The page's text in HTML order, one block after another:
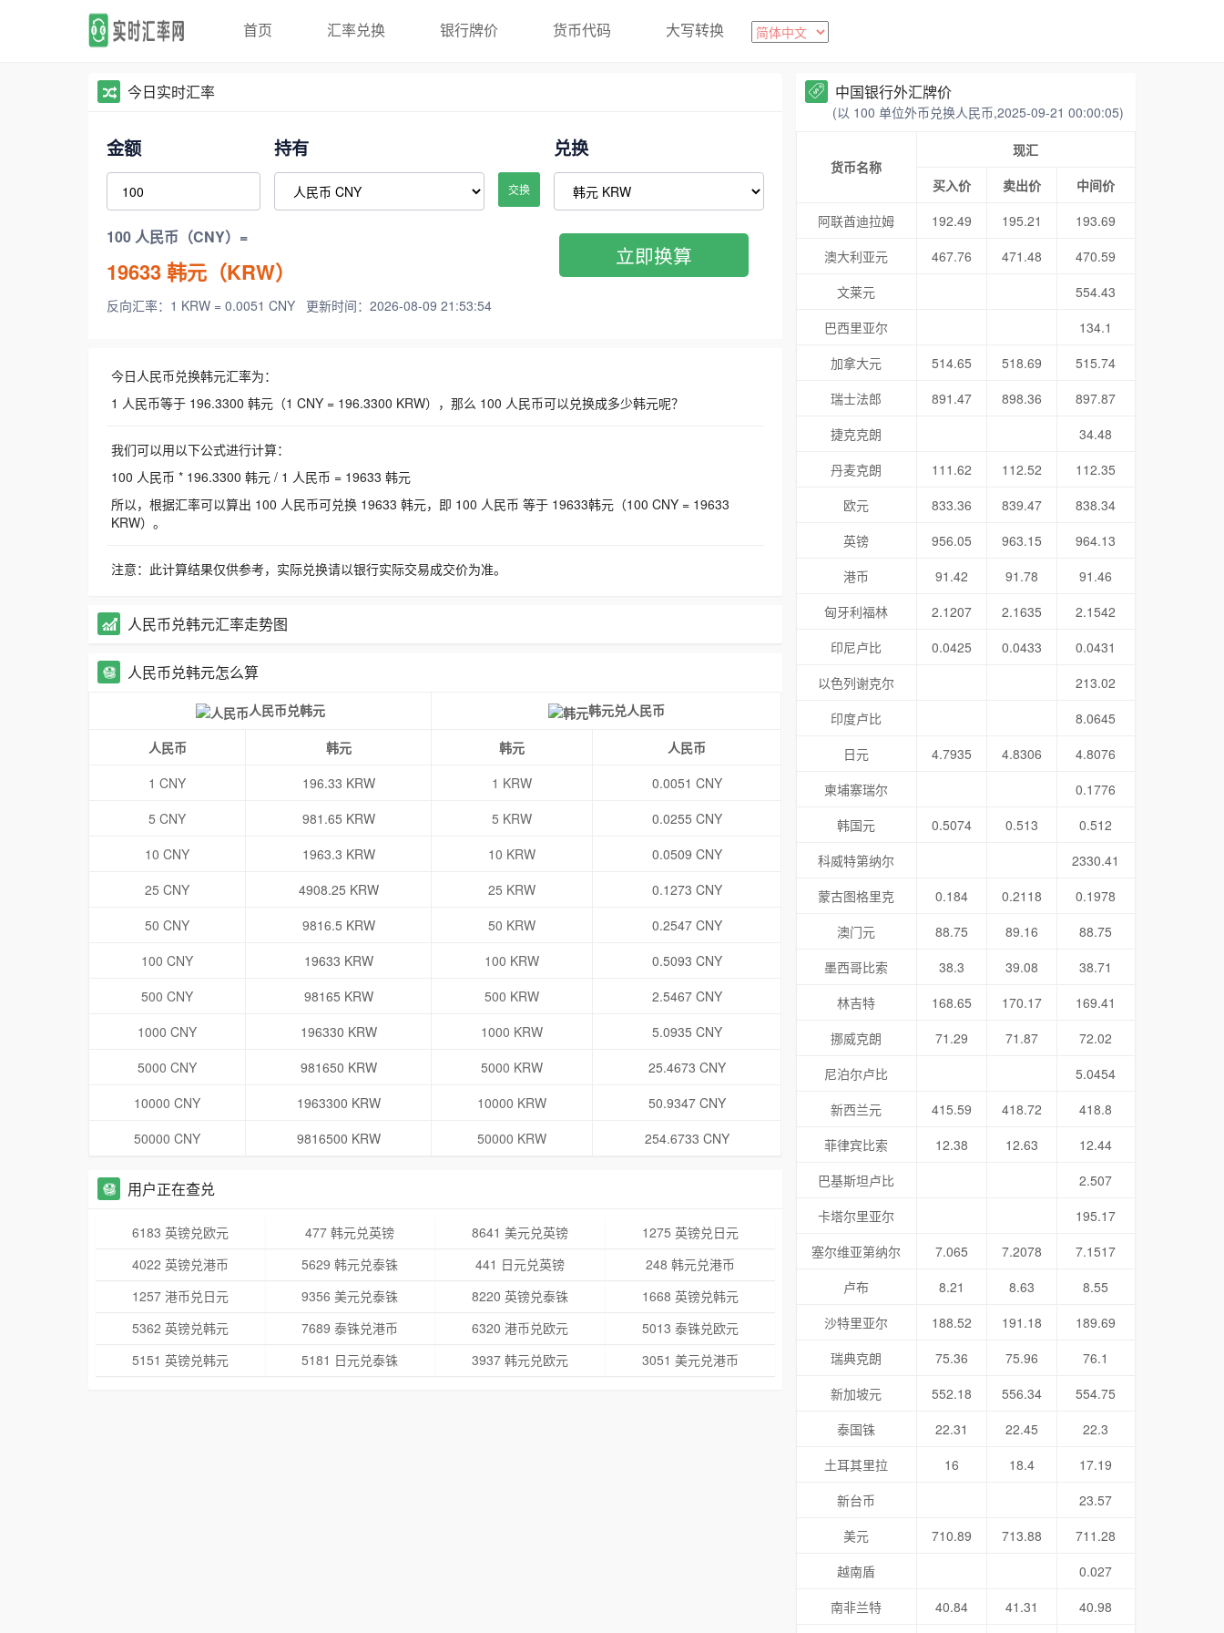
首页 汇率兑换 银行牌价 货币代码 大写转换
今日实时汇率
金额 持有
交换
兑换
100 人民币（CNY）=
19633韩元（KRW）
反向汇率：1 KRW = 0.0051 CNY 更新时间：2026-08-09 21:53:54
立即换算
今日人民币兑换韩元汇率为：
1 人民币等于 196.3300 韩元（1 CNY = 196.3300 KRW），那么 100 人民币可以兑换成多少韩元呢？
我们可以用以下公式进行计算：
100 人民币 * 196.3300 韩元 / 1 人民币 = 19633 韩元
所以，根据汇率可以算出 100 人民币可兑换 19633 韩元，即 100 人民币 等于 19633韩元（100 CNY = 19633
KRW）。
注意：此计算结果仅供参考，实际兑换请以银行实际交易成交价为准。
人民币兑韩元汇率走势图
人民币兑韩元怎么算
人民币兑韩元 韩元兑人民币
人民币 韩元 韩元
人民币
1 CNY
196.33 KRW 1 KRW
0.0051 CNY
5 CNY
981.65 KRW 5 KRW
0.0255 CNY
10 CNY
1963.3 KRW 10 KRW
0.0509 CNY
25 CNY
4908.25 KRW 25 KRW
0.1273 CNY
50 CNY
9816.5 KRW 50 KRW
0.2547 CNY
100 CNY
19633 KRW 100 KRW
0.5093 CNY
500 CNY
98165 KRW 500 KRW
2.5467 CNY
1000 CNY
196330 KRW 1000 KRW
5.0935 CNY
5000 CNY
981650 KRW 5000 KRW
25.4673 CNY
10000 CNY
1963300 KRW 10000 KRW
50.9347 CNY
50000 CNY
9816500 KRW 50000 KRW 254.6733 CNY
用户正在查兑
6183 英镑兑欧元 477 韩元兑英镑 8641 美元兑英镑
1275 英镑兑日元
4022 英镑兑港币
5629 韩元兑泰铢 441 日元兑英镑
248 韩元兑港币
1257 港币兑日元
9356 美元兑泰铢 8220 英镑兑泰铢
1668 英镑兑韩元
5362 英镑兑韩元
7689 泰铢兑港币 6320 港币兑欧元
5013 泰铢兑欧元
5151 英镑兑韩元
5181 日元兑泰铢 3937 韩元兑欧元 3051 美元兑港币
中国银行外汇牌价
(以 100 单位外币兑换人民币,2025-09-21 00:00:05)
货币名称
现汇
买入价
卖出价
中间价
阿联酋迪拉姆
192.49 195.21
193.69
澳大利亚元
467.76 471.48
470.59
文莱元
554.43
巴西里亚尔
134.1
加拿大元
514.65 518.69
515.74
瑞士法郎
891.47 898.36
897.87
捷克克朗
34.48
丹麦克朗
111.62 112.52
112.35
欧元
833.36 839.47
838.34
英镑
956.05 963.15
964.13
港币
91.42 91.78
91.46
匈牙利福林
2.1207 2.1635
2.1542
印尼卢比
0.0425 0.0433
0.0431
以色列谢克尔
213.02
印度卢比
8.0645
日元
4.7935 4.8306
4.8076
柬埔寨瑞尔
0.1776
韩国元
0.5074 0.513
0.512
科威特第纳尔
2330.41
蒙古图格里克
0.184 0.2118
0.1978
澳门元
88.75 89.16
88.75
墨西哥比索
38.3 39.08
38.71
林吉特
168.65 170.17
169.41
挪威克朗
71.29 71.87
72.02
尼泊尔卢比
5.0454
新西兰元
415.59 418.72
418.8
菲律宾比索
12.38 12.63
12.44
巴基斯坦卢比
2.507
卡塔尔里亚尔
195.17
塞尔维亚第纳尔
7.065 7.2078
7.1517
卢布
8.21 8.63
8.55
沙特里亚尔
188.52 191.18
189.69
瑞典克朗
75.36 75.96
76.1
新加坡元
552.18 556.34
554.75
泰国铢
22.31 22.45
22.3
土耳其里拉
16 18.4
17.19
新台币
23.57
美元
710.89 713.88
711.28
越南盾
0.027
南非兰特
40.84 41.31 40.98